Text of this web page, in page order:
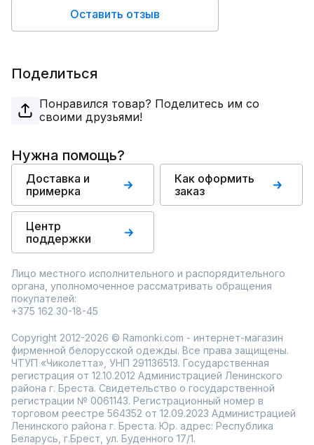
Оставить отзыв
Поделиться
Понравился товар? Поделитесь им со
своими друзьями!
Нужна помощь?
Доставка и
примерка
Как оформить
заказ
Центр
поддержки
Лицо местного исполнительного и распорядительного
органа, уполномоченное рассматривать обращения
покупателей:
+375 162 30-18-45
Copyright 2012-2026 © Ramonki.com - интернет-магазин
фирменной белорусской одежды. Все права защищены.
ЧТУП «Чиколетта», УНП 291136513. Государственная
регистрация от 12.10.2012 Администрацией Ленинского
района г. Бреста. Свидетельство о государственной
регистрации № 0061143. Регистрационный номер в
торговом реестре 564352 от 12.09.2023 Администрацией
Ленинского района г. Бреста. Юр. адрес: Республика
Беларусь, г.Брест, ул. Буденного 17/1.